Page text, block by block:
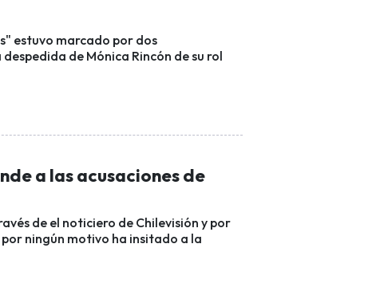
estuvo marcado por dos
de Mónica Rincón de su rol
a las acusaciones de
de el noticiero de Chilevisión y por
ningún motivo ha insitado a la